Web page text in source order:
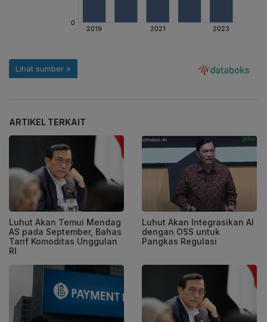
ARTIKEL TERKAIT
Luhut Akan Temui Mendag
AS pada September, Bahas
Tarif Komoditas Unggulan
RI
Luhut Akan Integrasikan AI
dengan OSS untuk
Pangkas Regulasi